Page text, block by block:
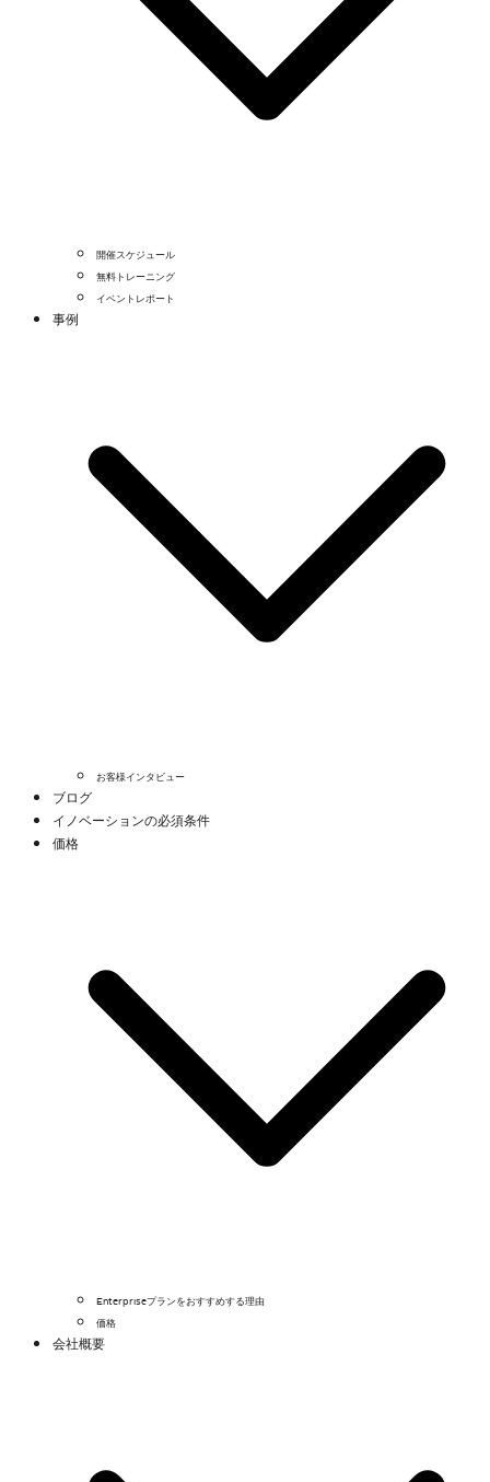
開催スケジュール
無料トレーニング
イベントレポート
事例
お客様インタビュー
ブログ
イノベーションの必須条件
価格
Enterpriseプランをおすすめする理由
価格
会社概要